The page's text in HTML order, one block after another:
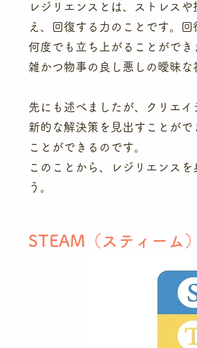
レジリエンスとは、ストレス
え、回復する力のことです。
何度でも立ち上がることがで
雑かつ物事の良し悪しの曖昧
先にも述べましたが、クリエ
新的な解決策を見出すことが
ことができるのです。
このことから、レジリエンス
う。
STEAM（スティーム